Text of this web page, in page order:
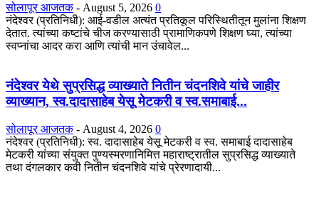
सोलापूर आजतक - August 5, 2026 0
नंदेश्वर (प्रतिनिधी): आई-वडील अत्यंत प्रतिकूल परिस्थितीतून मुलांना शिक्षण
देतात. त्यांच्या कष्टांचे चीज करण्यासाठी प्रामाणिकपणे शिक्षण घ्या, त्यांच्या
स्वप्नांचा आदर करा आणि त्यांची मान उंचावेल...
नंदेश्वर येथे सुप्रसिद्ध व्याख्याते नितीन चंदनशिवे यांचे जाहीर
व्याख्यान, स्व.दादासाहेब येसू मेटकरी व स्व.समाबाई...
सोलापूर आजतक - August 4, 2026 0
नंदेश्वर (प्रतिनिधी): स्व. दादासाहेब येसू मेटकरी व स्व. समाबाई दादासाहेब
मेटकरी यांच्या संयुक्त पुण्यस्मरणानिमित्त महाराष्ट्रातील सुप्रसिद्ध व्याख्याते
तथा दंगलकार कवी नितीन चंदनशिवे यांचे प्रेरणादायी...